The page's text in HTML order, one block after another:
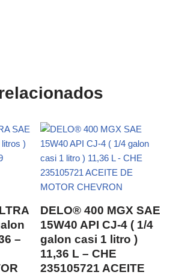
–
DELO® 400 MGX SAE
15W40 API CJ-4 ( 1/4
galon casi 1 litro )
11,36 L – CHE
235105721 ACEITE